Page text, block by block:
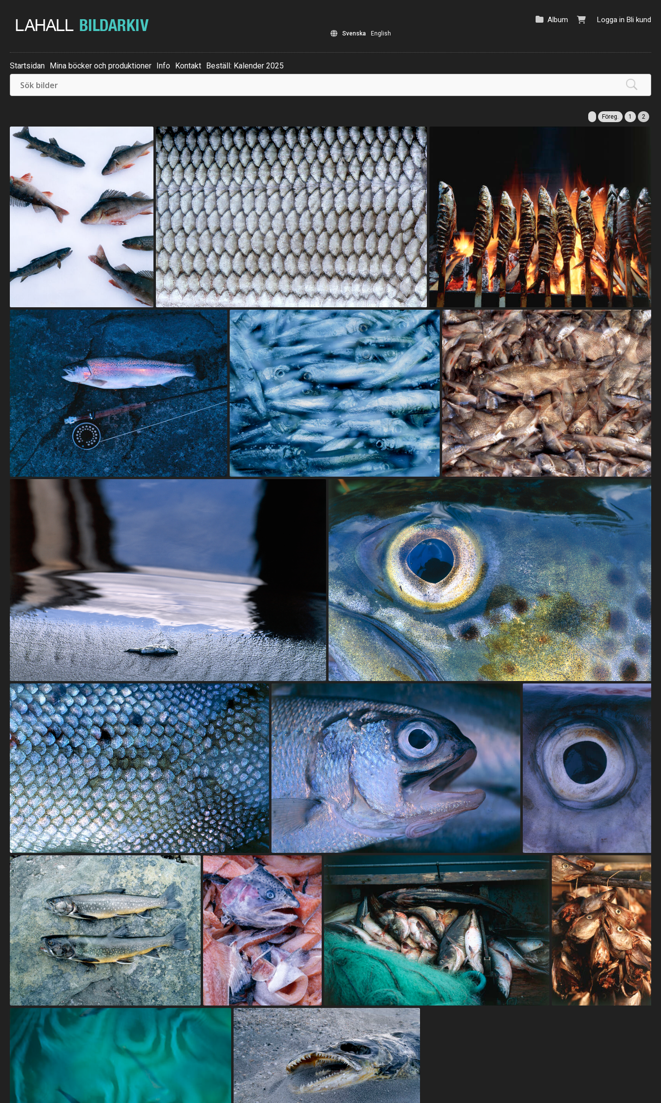
Logga in Bli kund
Album
Svenska English
Startsidan Mina böcker och produktioner Info Kontakt Beställ: Kalender 2025
Föreg. 1 2